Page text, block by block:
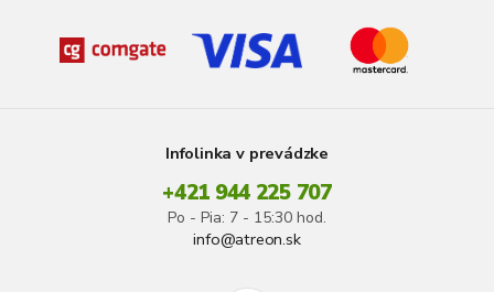
Infolinka v prevádzke
+421 944 225 707
Po - Pia: 7 - 15:30 hod.
info@atreon.sk